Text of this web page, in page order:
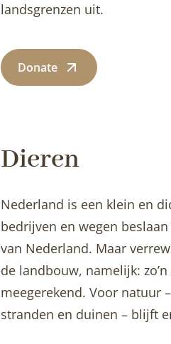
landsgrenzen uit.
Donate
Dieren
Nederland is een klein en
bedrijven en wegen
van Nederland. Maar
de landbouw, namelijk:
meegerekend. Voor natuur
stranden en duinen – blijft